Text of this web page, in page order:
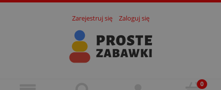
Zarejestruj się Zaloguj się